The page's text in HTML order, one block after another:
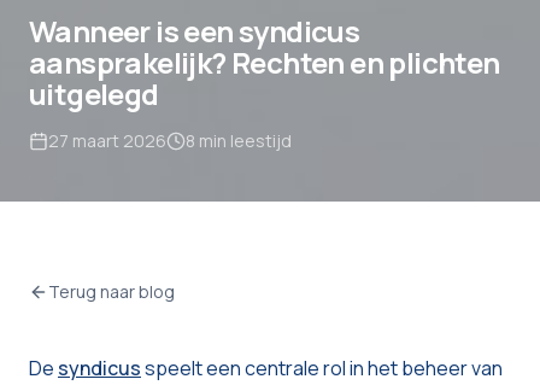
Wanneer is een syndicus
aansprakelijk? Rechten en plichten
uitgelegd
27 maart 2026 8 min leestijd
Terug naar blog
De syndicusspeelt een centrale rol in het beheer van